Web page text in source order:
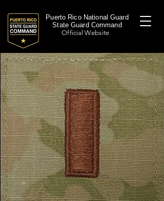
Puerto Rico National Guard
State Guard Command
Official Website